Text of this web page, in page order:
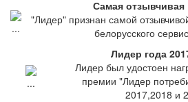
Самая отзывчивая
"Лидер" признан самой
белорусского
Лидер года
Лидер был удостоен
премии "Лидер
2017,2018 и